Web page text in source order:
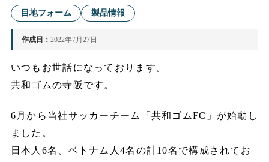
目地フォーム 製品情報
作成日： 2022年7月27日
いつもお世話になっております。
共和ゴムの寺阪です。
6月から当社サッカーチーム「共和ゴムFC」が始動し
ました。
日本人6名、ベトナム人4名の計10名で構成されてお